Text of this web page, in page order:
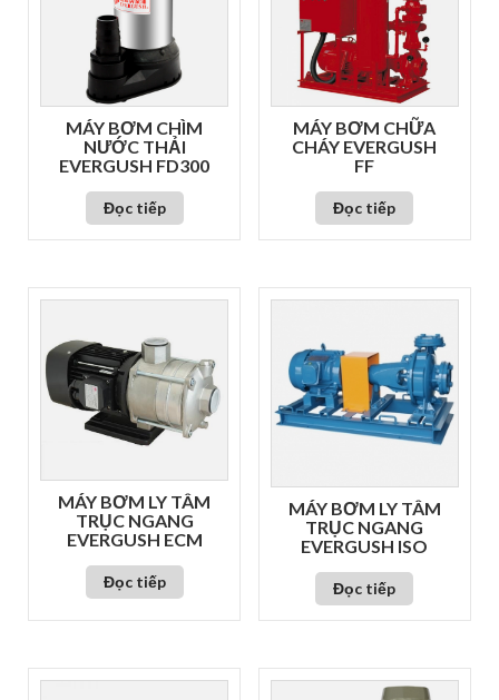
MÁY BƠM CHÌM
NƯỚC THẢI
EVERGUSH FD300
Đọc tiếp
MÁY BƠM CHỮA
CHÁY EVERGUSH
FF
Đọc tiếp
MÁY BƠM LY TÂM
TRỤC NGANG
EVERGUSH ECM
Đọc tiếp
MÁY BƠM LY TÂM
TRỤC NGANG
EVERGUSH ISO
Đọc tiếp